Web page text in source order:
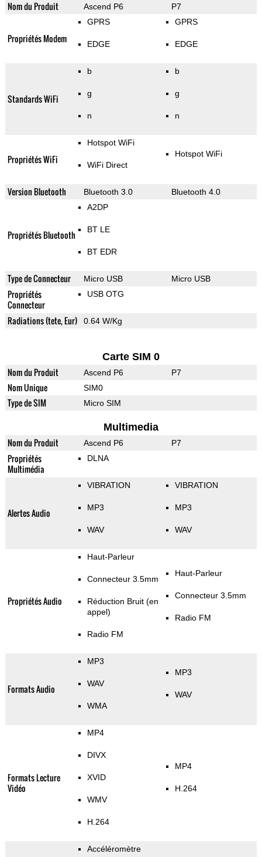
Nom du Produit Ascend P6 P7
Propriétés Modem
GPRS
EDGE
GPRS
EDGE
Standards WiFi
b
g
n
b
g
n
Propriétés WiFi
Hotspot WiFi
WiFi Direct
Hotspot WiFi
Version Bluetooth Bluetooth 3.0 Bluetooth 4.0
Propriétés Bluetooth
A2DP
BT LE
BT EDR
Type de Connecteur Micro USB Micro USB
Propriétés
Connecteur
USB OTG
Radiations (tete, Eur) 0.64 W/Kg
Carte SIM 0
Nom du Produit Ascend P6 P7
Nom Unique SIM0
Type de SIM Micro SIM
Multimedia
Nom du Produit Ascend P6 P7
Propriétés
Multimédia
DLNA
Alertes Audio
VIBRATION
MP3
WAV
VIBRATION
MP3
WAV
Propriétés Audio
Haut-Parleur
Connecteur 3.5mm
Réduction Bruit (en
appel)
Radio FM
Haut-Parleur
Connecteur 3.5mm
Radio FM
Formats Audio
MP3
WAV
WMA
MP3
WAV
Formats Lecture
Vidéo
MP4
DIVX
XVID
WMV
H.264
MP4
H.264
Accéléromètre